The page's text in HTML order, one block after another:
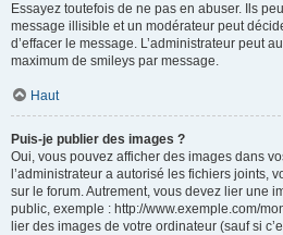
Essayez toutefois de ne pas en abuser. Ils
message illisible et un modérateur peut
d’effacer le message. L’administrateur peut
maximum de smileys par message.
Haut
Puis-je publier des images ?
Oui, vous pouvez afficher des images dans
l’administrateur a autorisé les fichiers joints,
sur le forum. Autrement, vous devez lier une
public, exemple : http://www.exemple.com/
lier des images de votre ordinateur (sauf si